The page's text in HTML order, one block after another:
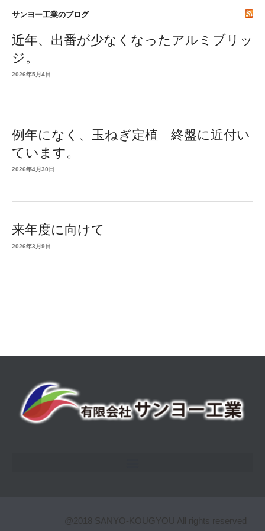
サンヨー工業のブログ
近年、出番が少なくなったアルミブリッ
ジ。
2026年5月4日
例年になく、玉ねぎ定植 終盤に近付い
ています。
2026年4月30日
来年度に向けて
2026年3月9日
@2018 SANYO-KOUGYOU All rights reserved